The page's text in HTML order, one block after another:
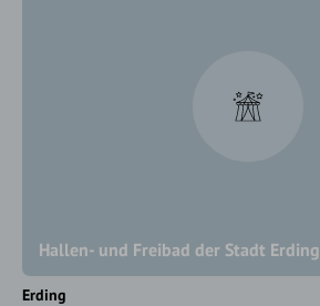
Hallen- und Freibad der Stadt Erding
Erding